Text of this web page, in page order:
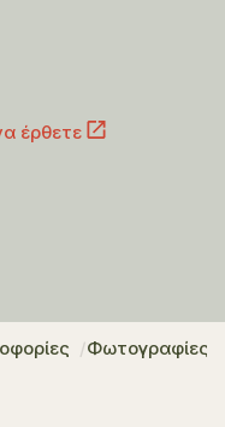
έρθετε
Φωτογραφίες